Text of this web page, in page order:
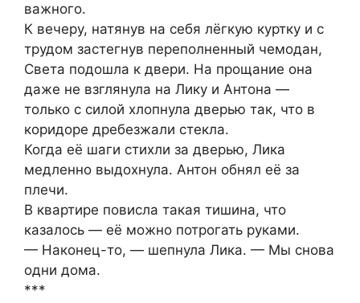
важного.
К вечеру, натянув на себя лёгкую куртку и с
трудом застегнув переполненный чемодан,
Света подошла к двери. На прощание она
даже не взглянула на Лику и Антона —
только с силой хлопнула дверью так, что в
коридоре дребезжали стекла.
Когда её шаги стихли за дверью, Лика
медленно выдохнула. Антон обнял её за
плечи.
В квартире повисла такая тишина, что
казалось — её можно потрогать руками.
— Наконец-то, — шепнула Лика. — Мы снова
одни дома.
***